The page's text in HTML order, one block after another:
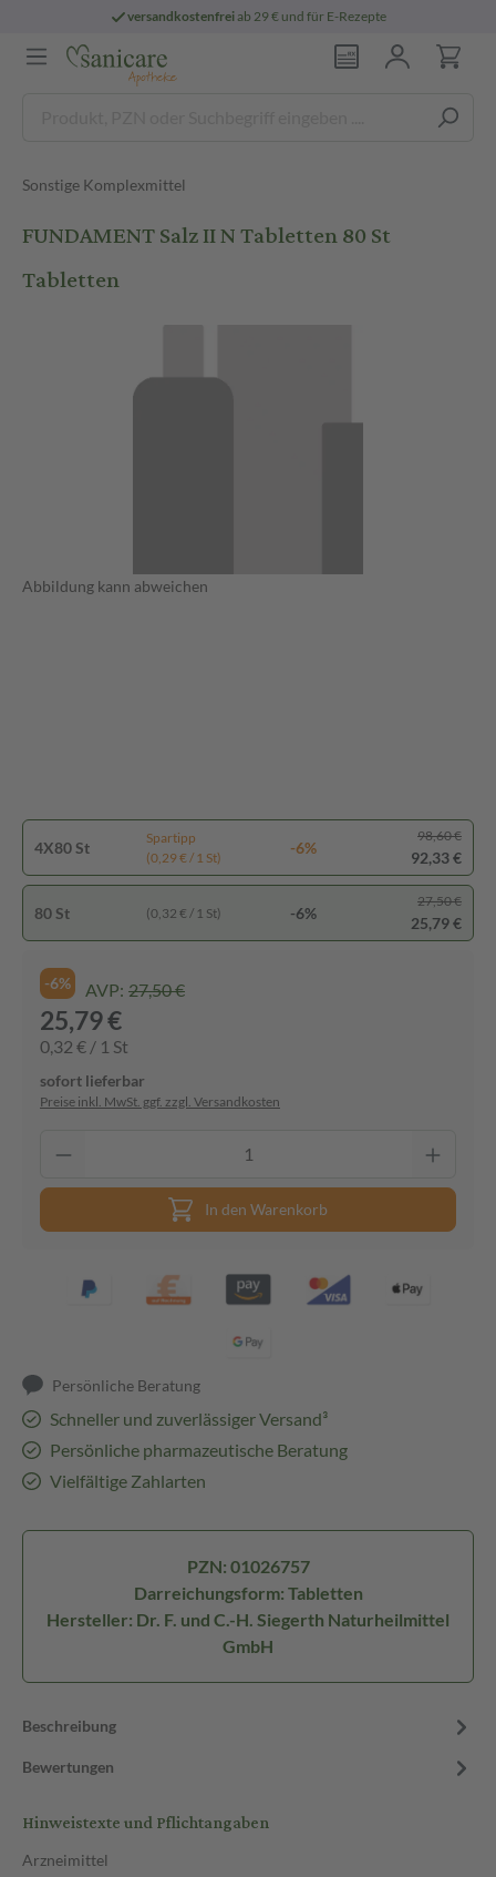
versandkostenfreiab 29 € und für E-Rezepte
Sonstige Komplexmittel
FUNDAMENT Salz II N Tabletten 80 St
Tabletten
Abbildung kann abweichen
4X80 St
Spartipp
(0,29 € / 1 St)
-6%
98,60 €
92,33 €
80 St (0,32 € / 1 St) -6%
27,50 €
25,79 €
-6% AVP: 27,50 €
25,79 €
0,32 € / 1 St
sofort lieferbar
Preise inkl. MwSt. ggf. zzgl. Versandkosten
In den Warenkorb
Persönliche Beratung
Schneller und zuverlässiger Versand³
Persönliche pharmazeutische Beratung
Vielfältige Zahlarten
PZN: 01026757
Darreichungsform: Tabletten
Hersteller: Dr. F. und C.-H. Siegerth Naturheilmittel
GmbH
Beschreibung
Bewertungen
Hinweistexte und Pflichtangaben
Arzneimittel